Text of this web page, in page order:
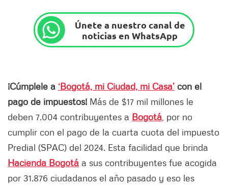
Únete a nuestro canal de
noticias en WhatsApp
¡Cúmplele a ‘Bogotá, mi Ciudad, mi Casa’ con el
pago de impuestos! Más de $17 mil millones le
deben 7.004 contribuyentes a Bogotá , por no
cumplir con el pago de la cuarta cuota del impuesto
Predial (SPAC) del 2024. Esta facilidad que brinda
Hacienda Bogotá a sus contribuyentes fue acogida
por 31.876 ciudadanos el año pasado y eso les